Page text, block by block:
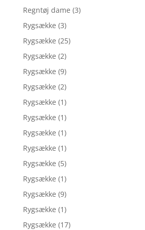
Regntøj dame (3)
Rygsække (3)
Rygsække (25)
Rygsække (2)
Rygsække (9)
Rygsække (2)
Rygsække (1)
Rygsække (1)
Rygsække (1)
Rygsække (1)
Rygsække (5)
Rygsække (1)
Rygsække (9)
Rygsække (1)
Rygsække (17)